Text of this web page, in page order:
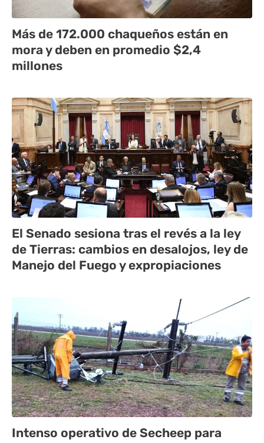
Más de 172.000 chaqueños están en
mora y deben en promedio $2,4
millones
El Senado sesiona tras el revés a la ley
de Tierras: cambios en desalojos, ley de
Manejo del Fuego y expropiaciones
Intenso operativo de Secheep para